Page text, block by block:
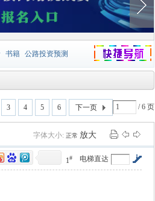
捷导航
书籍 公路投资预测
元胞自动机 证书下载
增加体力 比赛
3 4 5 6 / 6 页
下一页
字体大小: 正常 放大
电梯直达
1#